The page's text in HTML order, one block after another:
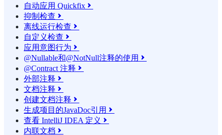
自动应用 Quickfix 
抑制检查 
离线运行检查 
自定义检查 
应用意图行为 
@Nullable和@NotNull注释的使用 
@Contract 注释 
外部注释 
文档注释 
创建文档注释 
生成项目的JavaDoc引用 
查看 IntelliJ IDEA 定义 
内联文档 